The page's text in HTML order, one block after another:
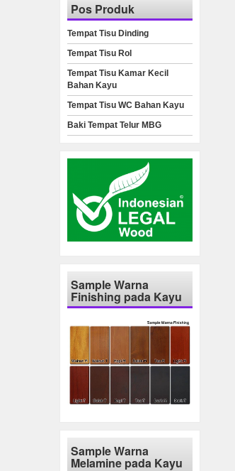
Pos Produk
Tempat Tisu Dinding
Tempat Tisu Rol
Tempat Tisu Kamar Kecil
Bahan Kayu
Tempat Tisu WC Bahan Kayu
Baki Tempat Telur MBG
Sample Warna
Finishing pada Kayu
Sample Warna
Melamine pada Kayu